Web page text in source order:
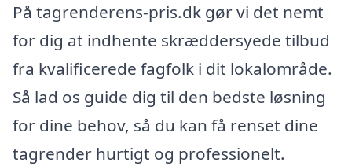
På tagrenderens-pris.dk gør vi det nemt
for dig at indhente skræddersyede tilbud
fra kvalificerede fagfolk i dit lokalområde.
Så lad os guide dig til den bedste løsning
for dine behov, så du kan få renset dine
tagrender hurtigt og professionelt.